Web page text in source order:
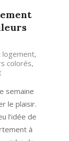
logement,
colorés,
semaine
le plaisir.
l’idée de
à